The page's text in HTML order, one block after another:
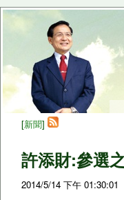
[新聞]
許添財:參選
2014/5/14 下午 01:30:01